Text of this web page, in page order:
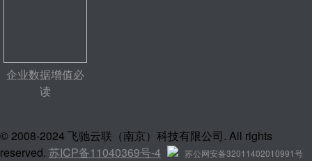
企业数据增值必
读
© 2008-2024 飞驰云联（南京）科技有限公司. All rights
reserved. 苏ICP备11040369号-4 苏公网安备32011402010991号